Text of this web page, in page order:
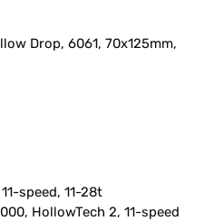
Drop, 6061, 70x125mm,
speed, 11-28t
HollowTech 2, 11-speed